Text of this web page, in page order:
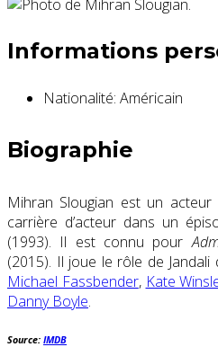
Informations
Nationalité: Américain
Biographie
Mihran Slougian est un
carrière d’acteur dans un
(1993). Il est connu pour
(2015). Il joue le rôle de
Michael Fassbender, Kate
Danny Boyle.
Source: IMDB